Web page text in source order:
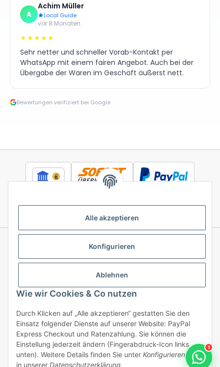
Alle akzeptieren
Konfigurieren
Ablehnen
Wie wir Cookies & Co nutzen
Durch Klicken auf „Alle akzeptieren“ gestatten Sie den
Einsatz folgender Dienste auf unserer Website: PayPal
Express Checkout und Ratenzahlung. Sie können die
Einstellung jederzeit ändern (Fingerabdruck-Icon links
unten). Weitere Details finden Sie unter Konfigurierenund
in unserer Datenschutzerklärung.
1
A
Achim Müller
Local Guide
vor 8 Monaten
★★★★★
Sehr netter und schneller Vorab-Kontakt per
WhatsApp mit einem fairen Angebot. Auch bei der
Übergabe der Waren im Geschäft äußerst nett.
Bewertungen verifiziert bei Google
Informationen
Gesetzliche Informationen
Vertrag widerrufen